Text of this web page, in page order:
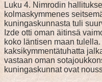
Luku 4. Nimrodin
kolmaskymmenes
kuningaskunnasta tuli
Izde otti oman äitinsä
koko läntisen maan
kaksikymmentätuhatta
vastaan oman
kuningaskunnat ovat